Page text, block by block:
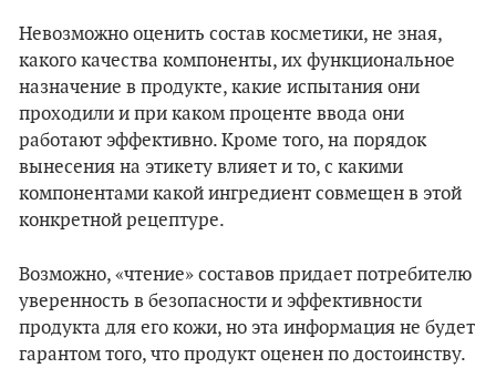
Невозможно оценить состав косметики, не зная,
какого качества компоненты, их функциональное
назначение в продукте, какие испытания они
проходили и при каком проценте ввода они
работают эффективно. Кроме того, на порядок
вынесения на этикету влияет и то, с какими
компонентами какой ингредиент совмещен в этой
конкретной рецептуре.
Возможно, «чтение» составов придает потребителю
уверенность в безопасности и эффективности
продукта для его кожи, но эта информация не будет
гарантом того, что продукт оценен по достоинству.